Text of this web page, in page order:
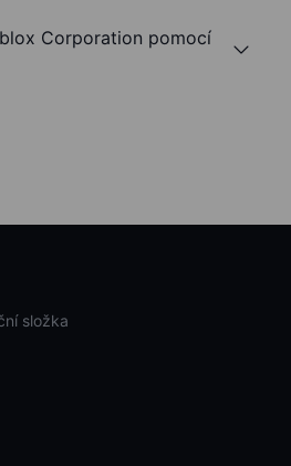
Corporation pomocí
složka